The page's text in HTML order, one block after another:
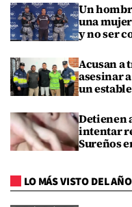
Un
una
y no ser
Acusan a
asesinar
un
Detienen
intentar
Sureños
LO MÁS VISTO DEL AÑO